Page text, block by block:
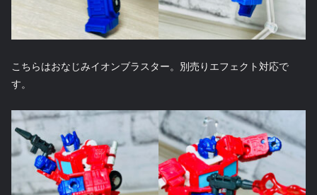
こちらはおなじみイオンブラスター。別売りエフェクト対応で
す。